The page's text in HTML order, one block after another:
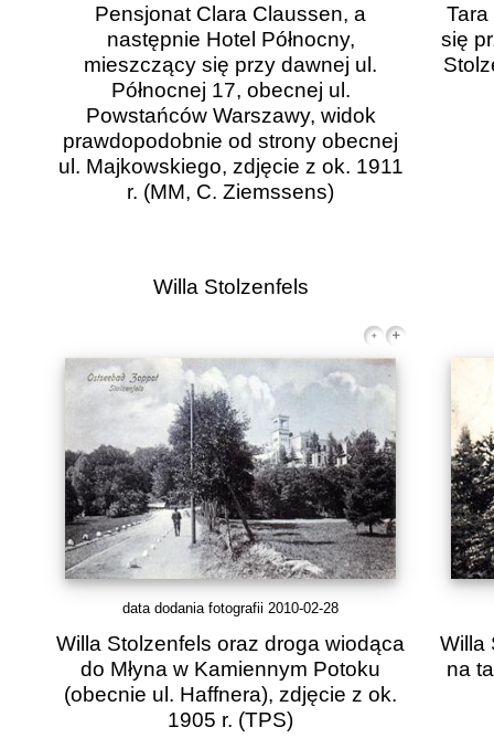
Pensjonat Clara Claussen, a
następnie Hotel Północny,
mieszczący się przy dawnej ul.
Północnej 17, obecnej ul.
Powstańców Warszawy, widok
prawdopodobnie od strony obecnej
ul. Majkowskiego, zdjęcie z ok. 1911
r. (MM, C. Ziemssens)
się
Willa Stolzenfels
data dodania fotografii 2010-02-28
Willa Stolzenfels oraz droga wiodąca
do Młyna w Kamiennym Potoku
(obecnie ul. Haffnera), zdjęcie z ok.
1905 r. (TPS)
Willa
na